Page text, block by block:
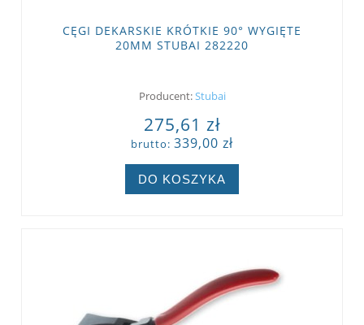
CĘGI DEKARSKIE KRÓTKIE 90° WYGIĘTE
20MM STUBAI 282220
Producent:Stubai
275,61 zł
brutto: 339,00 zł
DO KOSZYKA